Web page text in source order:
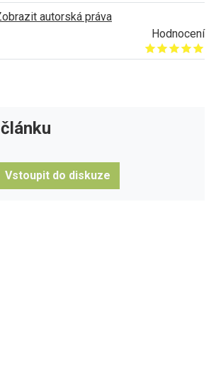
autorská práva
Hodnocení
Give it 1/5
Give it 2/5
Give it 3/5
Give it 4/5
Give it 5/5
Vstoupit do diskuze